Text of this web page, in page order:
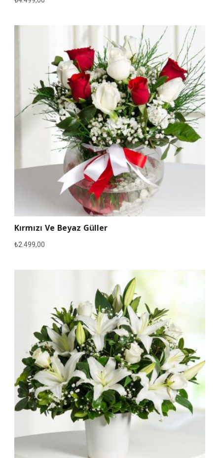
Kırmızı Ve Beyaz Güller
₺2.499,00